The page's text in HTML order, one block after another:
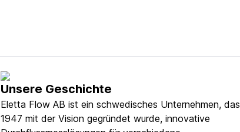
Unsere Geschichte
Eletta Flow AB ist ein schwedisches Unternehmen, das
1947 mit der Vision gegründet wurde, innovative